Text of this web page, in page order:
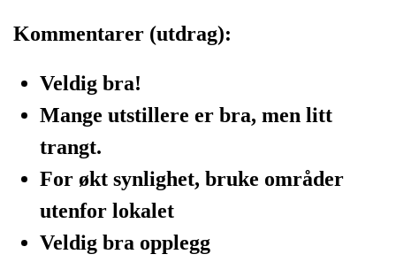
Kommentarer (utdrag):
Veldig bra!
Mange utstillere er bra, men litt
trangt.
For økt synlighet, bruke områder
utenfor lokalet
Veldig bra opplegg